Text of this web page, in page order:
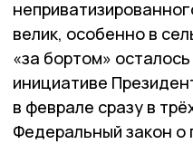
велик, особенно в
«за бортом»
инициативе
в феврале сразу в
Федеральный закон о